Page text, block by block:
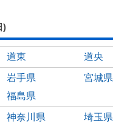
)
道東 道央
岩手県 宮城県
福島県
神奈川県 埼玉県